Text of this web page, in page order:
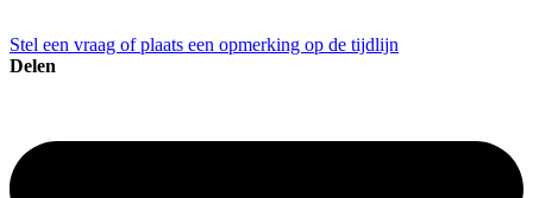
Stel een vraag of plaats een opmerking op de tijdlijn
Delen